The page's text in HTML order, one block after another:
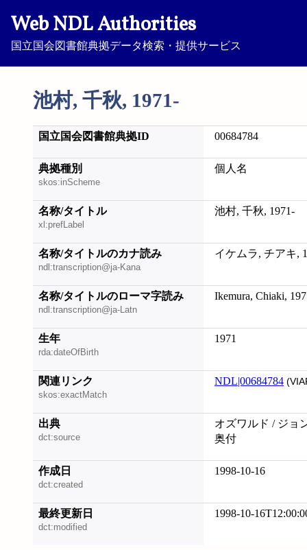
Web NDL Authorities
国立国会図書館典拠データ検索・提供サービス
池村, 千秋, 1971-
国立国会図書館典拠ID 00684784
典拠種別
skos:inScheme
個人名
名称/タイトル
xl:prefLabel
池村, 千秋, 1971-
名称/タイトルのカナ読み
ndl:transcription@ja-Kana
イケムラ, チアキ,
名称/タイトルのローマ字読み
ndl:transcription@ja-Latn
Ikemura, Chiaki,
生年
rda:dateOfBirth
1971
関連リンク
skos:exactMatch
NDL|00684784
出典
dct:source
オズワルド / ジョ
奥付
作成日
dct:created
1998-10-16
最終更新日
dct:modified
1998-10-